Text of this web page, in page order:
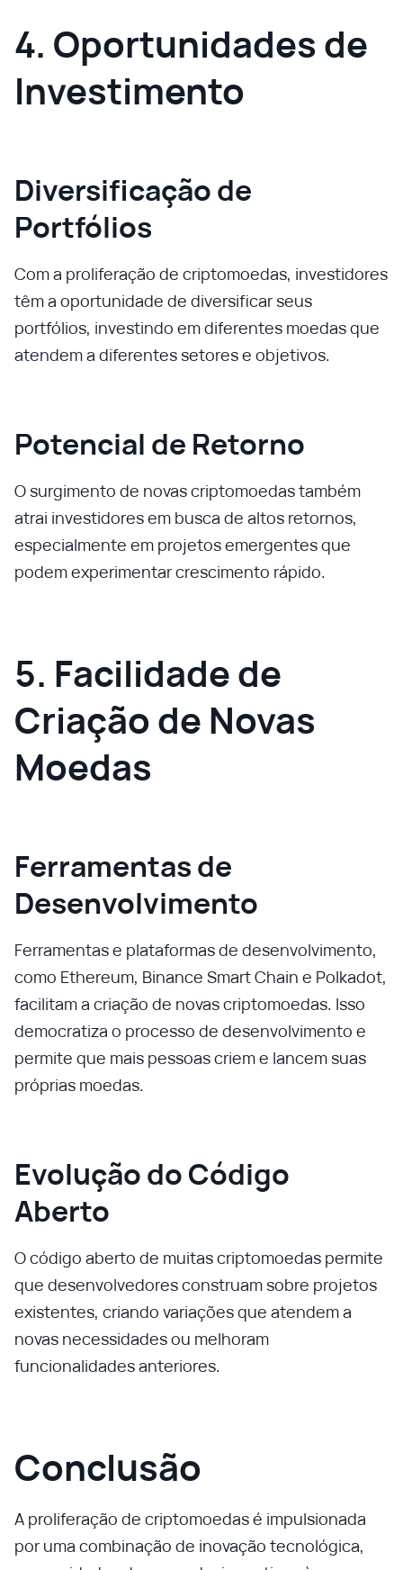
4. Oportunidades de
Investimento
Diversificação de
Portfólios
Com a proliferação de criptomoedas, investidores
têm a oportunidade de diversificar seus
portfólios, investindo em diferentes moedas que
atendem a diferentes setores e objetivos.
Potencial de Retorno
O surgimento de novas criptomoedas também
atrai investidores em busca de altos retornos,
especialmente em projetos emergentes que
podem experimentar crescimento rápido.
5. Facilidade de
Criação de Novas
Moedas
Ferramentas de
Desenvolvimento
Ferramentas e plataformas de desenvolvimento,
como Ethereum, Binance Smart Chain e Polkadot,
facilitam a criação de novas criptomoedas. Isso
democratiza o processo de desenvolvimento e
permite que mais pessoas criem e lancem suas
próprias moedas.
Evolução do Código
Aberto
O código aberto de muitas criptomoedas permite
que desenvolvedores construam sobre projetos
existentes, criando variações que atendem a
novas necessidades ou melhoram
funcionalidades anteriores.
Conclusão
A proliferação de criptomoedas é impulsionada
por uma combinação de inovação tecnológica,